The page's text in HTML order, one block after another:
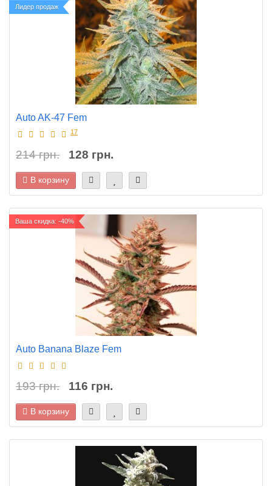
Лидер продаж
Auto AK-47 Fem
17
214 грн. 128 грн.
В корзину
Ваша скидка: -40%
Auto Banana Blaze Fem
193 грн. 116 грн.
В корзину